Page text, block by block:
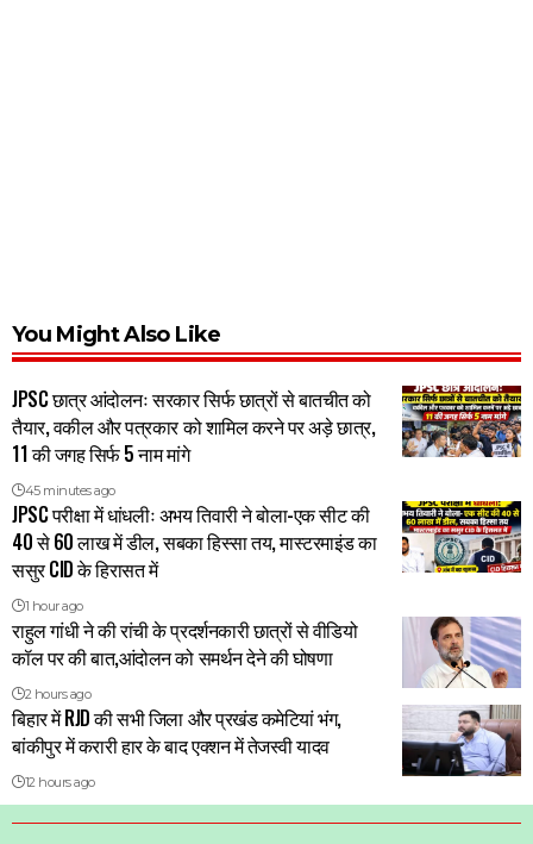
You Might Also Like
JPSC छात्र आंदोलनः सरकार सिर्फ छात्रों से बातचीत को
तैयार, वकील और पत्रकार को शामिल करने पर अड़े छात्र,
11 की जगह सिर्फ 5 नाम मांगे
45 minutes ago
JPSC परीक्षा में धांधलीः अभय तिवारी ने बोला-एक सीट की
40 से 60 लाख में डील, सबका हिस्सा तय, मास्टरमाइंड का
ससुर CID के हिरासत में
1 hour ago
राहुल गांधी ने की रांची के प्रदर्शनकारी छात्रों से वीडियो
कॉल पर की बात,आंदोलन को समर्थन देने की घोषणा
2 hours ago
बिहार में RJD की सभी जिला और प्रखंड कमेटियां भंग,
बांकीपुर में करारी हार के बाद एक्शन में तेजस्वी यादव
12 hours ago